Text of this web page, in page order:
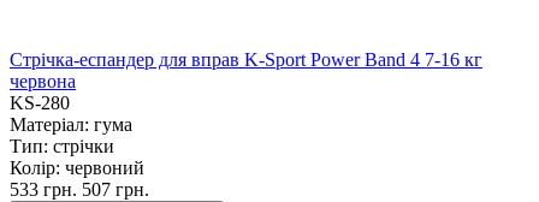
Стрічка-еспандер для вправ K-Sport Power Band 4 7-16 кг
червона
KS-280
Матеріал: гума
Тип: стрічки
Колір: червоний
533 грн. 507 грн.